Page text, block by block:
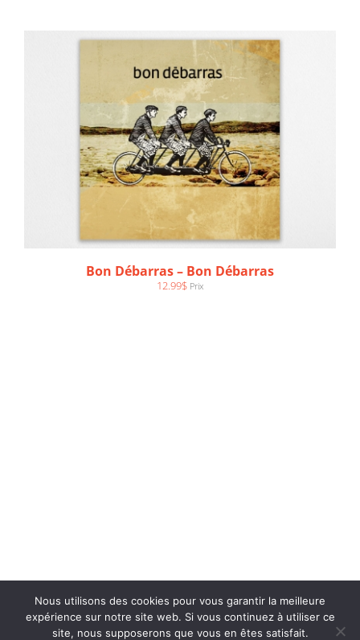
Bon Débarras – Bon Débarras
12.99$ Prix
Productions de l’onde –info@productionsdelonde.com
Nous utilisons des cookies pour vous garantir la meilleure
expérience sur notre site web. Si vous continuez à utiliser ce
site, nous supposerons que vous en êtes satisfait.